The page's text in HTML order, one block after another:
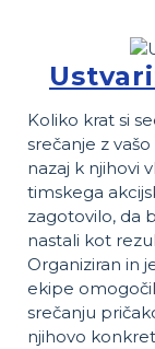
Koliko krat si
srečanje z
nazaj k njihovi
timskega
zagotovilo, da
nastali kot
Organiziran in
ekipe
srečanju
njihovo